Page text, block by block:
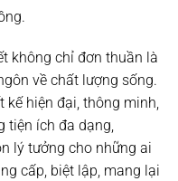
không chỉ đơn thuần là
về chất lượng sống.
kế hiện đại, thông minh,
tiện ích đa dạng,
lý tưởng cho những ai
cấp, biệt lập, mang lại